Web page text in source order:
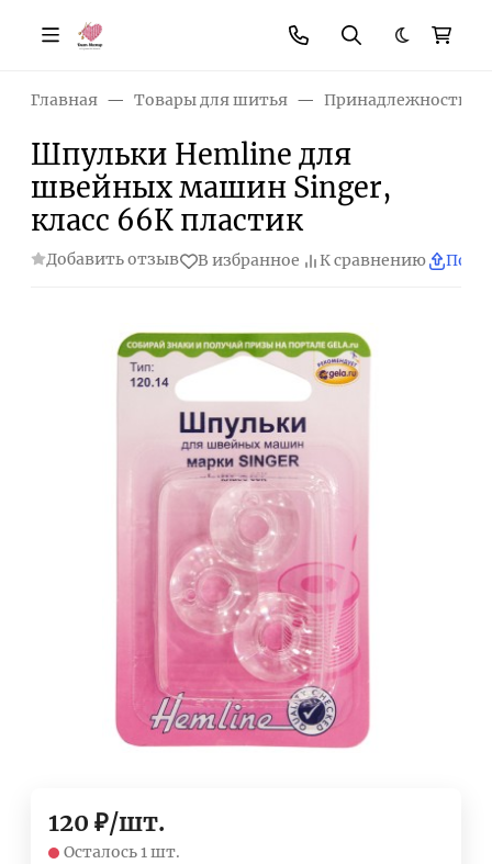
Темная
Главная Товары для шитья Принадлежности
Шпульки Hemline для
швейных машин Singer,
класс 66К пластик
Добавить отзыв В избранное К сравнению
120 ₽/шт.
Осталось 1 шт.